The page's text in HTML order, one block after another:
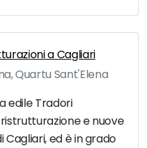
a Cagliari
Quartu Sant'Elena
edile Tradori
e nuove
ed è in grado